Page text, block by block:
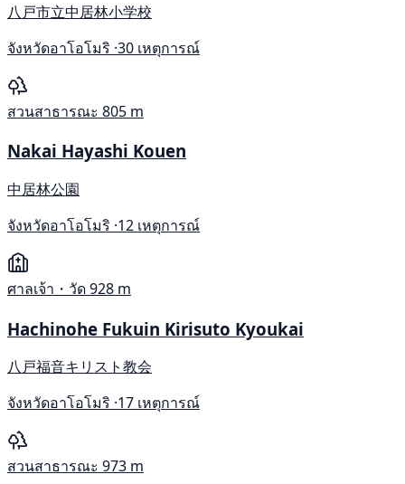
八戸市立中居林小学校
จังหวัดอาโอโมริ ·30 เหตุการณ์
สวนสาธารณะ 805 m
Nakai Hayashi Kouen
中居林公園
จังหวัดอาโอโมริ ·12 เหตุการณ์
ศาลเจ้า・วัด928 m
Hachinohe Fukuin Kirisuto Kyoukai
八戸福音キリスト教会
จังหวัดอาโอโมริ ·17 เหตุการณ์
สวนสาธารณะ 973 m